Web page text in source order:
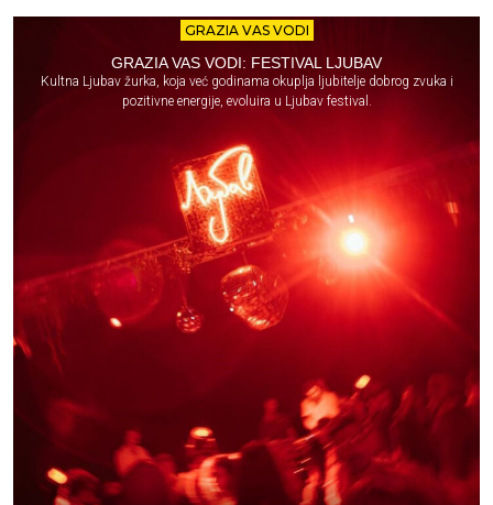
GRAZIA VAS VODI
GRAZIA VAS VODI: FESTIVAL LJUBAV
Kultna Ljubav žurka, koja već godinama okuplja ljubitelje dobrog zvuka i
pozitivne energije, evoluira u Ljubav festival.